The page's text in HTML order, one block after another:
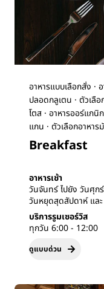
อาหารแบบเลือกสั่ง ·
ปลอดกลูเตน · ตัวเลื
โตส · อาหารออร์แกนิ
แกน · ตัวเลือกอาหาร
Breakfast
อาหารเช้า
วันจันทร์ ไปยัง วันศุก
วันหยุดสุดสัปดาห์ แล
บริการรูมเซอร์วิส
ทุกวัน 6:00 - 12:00
ดูแบบด่วน